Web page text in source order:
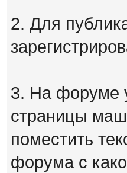
2. Для
3. На форуме
страницы
поместить
форума с